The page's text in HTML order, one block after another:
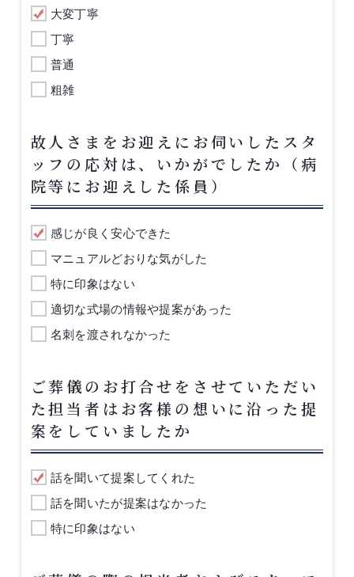
大変丁寧
丁寧
普通
粗雑
故人さまをお迎えにお伺いしたスタ
ッフの応対は、いかがでしたか（病
院等にお迎えした係員）
感じが良く安心できた
マニュアルどおりな気がした
特に印象はない
適切な式場の情報や提案があった
名刺を渡されなかった
ご葬儀のお打合せをさせていただい
た担当者はお客様の想いに沿った提
案をしていましたか
話を聞いて提案してくれた
話を聞いたが提案はなかった
特に印象はない